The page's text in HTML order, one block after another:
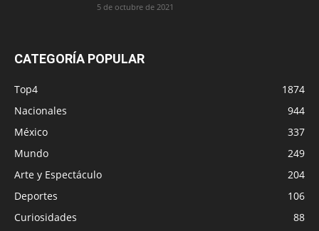
5 de octubre de 2021
CATEGORÍA POPULAR
Top4
1874
Nacionales
944
México
337
Mundo
249
Arte y Espectáculo
204
Deportes
106
Curiosidades
88